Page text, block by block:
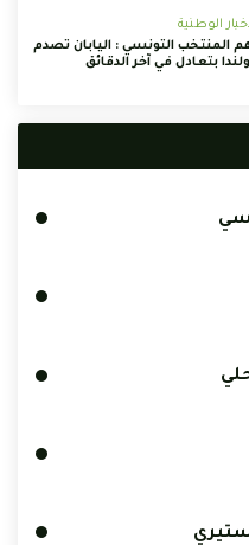
الوطنية
المنتخب التونسي : اليابان تصدم
بتعادل في آخر الدقائق